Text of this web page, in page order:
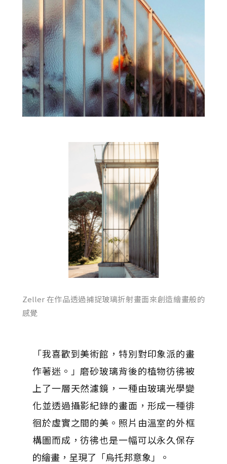
Zeller 在作品透過捕捉玻璃折射畫面來創造繪畫般的
感覺
「我喜歡到美術館，特別對印象派的畫
作著迷。」磨砂玻璃背後的植物彷彿被
上了一層天然濾鏡，一種由玻璃光學變
化並透過攝影紀錄的畫面，形成一種徘
徊於虛實之間的美。照片由溫室的外框
構圖而成，彷彿也是一幅可以永久保存
的繪畫，呈現了「烏托邦意象」。